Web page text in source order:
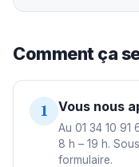
Comment ça
1 Vous nous
Au 01 34 10 91
8 h – 19 h.
formulaire.